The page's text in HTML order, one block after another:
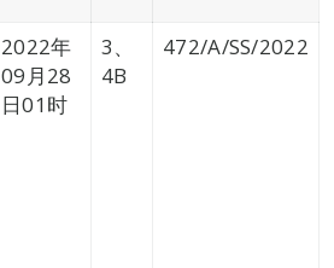
2022年
09月28
日01时
3、
4B
472/A/SS/2022